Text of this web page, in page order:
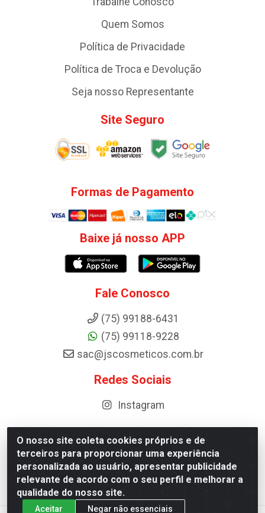
O nosso site coleta cookies próprios e de
terceiros para proporcionar uma experiência
personalizada ao usuário, apresentar publicidade
relevante de acordo com o seu perfil e melhorar a
qualidade do nosso site.
Aceitar Negar não essenciais
Quem Somos
Política de Privacidade
Política de Troca e Devolução
Seja nosso Representante
Site Seguro
Formas de Pagamento
Baixe já nosso APP
Fale Conosco
(75) 99188-6431
(75) 99118-9228
sac@jscosmeticos.com.br
Redes Sociais
Instagram
Distribuidora de Cosméticos Antoneto LTDA - BA-052,
km 87 - Industrial, Ipirá - BA, 44600-000 - CNPJ
10.984.107/0001-75